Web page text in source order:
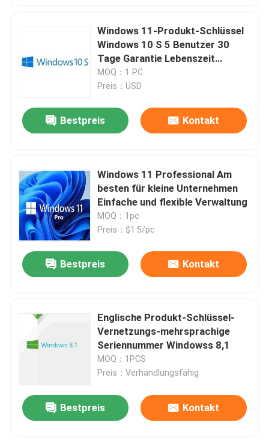
Windows 11-Produkt-Schlüssel
Windows 10 S 5 Benutzer 30
Tage Garantie Lebenszeit
Schlüssel
MOQ：1 PC
Preis：USD
Bestpreis Kontakt
Windows 11 Professional Am
besten für kleine Unternehmen
Einfache und flexible Verwaltung
MOQ：1pc
Preis：$1.5/pc
Bestpreis Kontakt
Englische Produkt-Schlüssel-
Vernetzungs-mehrsprachige
Seriennummer Windowss 8,1
MOQ：1PCS
Preis：Verhandlungsfähig
Bestpreis Kontakt